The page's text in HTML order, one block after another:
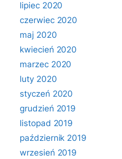
lipiec 2020
czerwiec 2020
maj 2020
kwiecień 2020
marzec 2020
luty 2020
styczeń 2020
grudzień 2019
listopad 2019
październik 2019
wrzesień 2019